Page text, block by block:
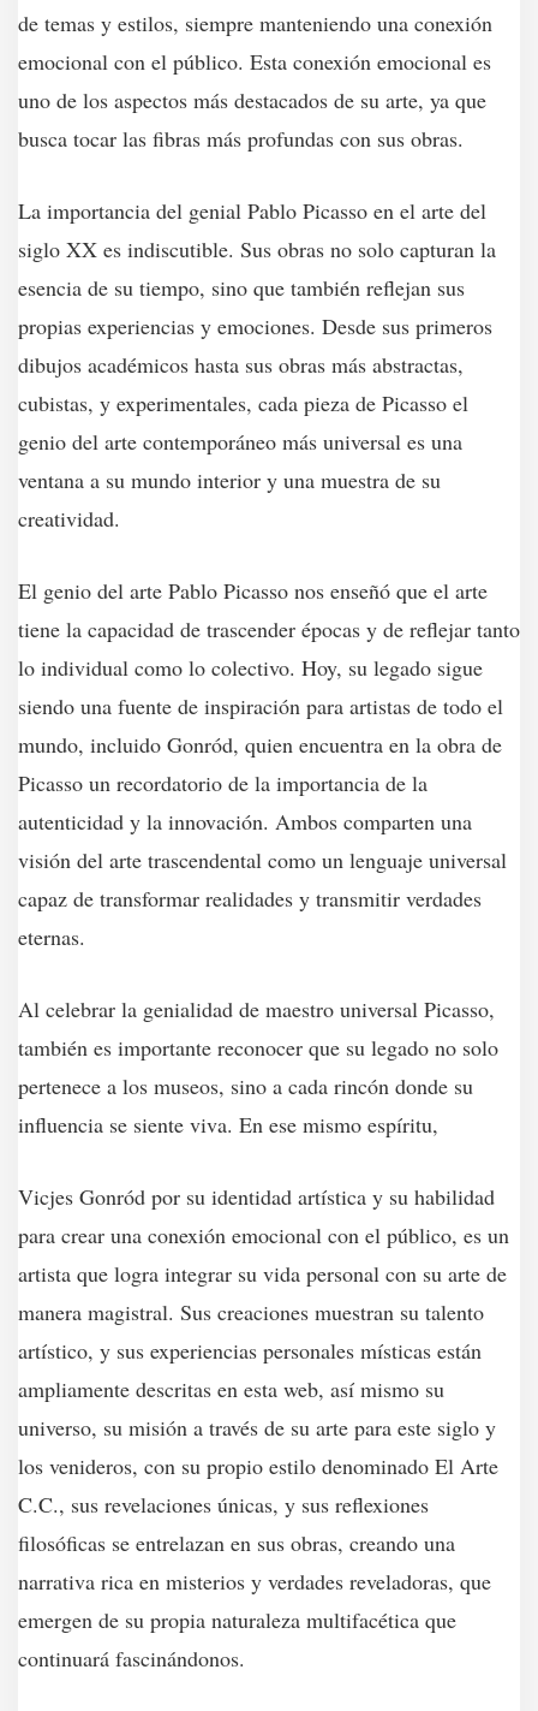
de temas y estilos, siempre manteniendo una conexión
emocional con el público. Esta conexión emocional es
uno de los aspectos más destacados de su arte, ya que
busca tocar las fibras más profundas con sus obras.
La importancia del genial Pablo Picasso en el arte del
siglo XX es indiscutible. Sus obras no solo capturan la
esencia de su tiempo, sino que también reflejan sus
propias experiencias y emociones. Desde sus primeros
dibujos académicos hasta sus obras más abstractas,
cubistas, y experimentales, cada pieza de Picasso el
genio del arte contemporáneo más universal es una
ventana a su mundo interior y una muestra de su
creatividad.
El genio del arte Pablo Picasso nos enseñó que el arte
tiene la capacidad de trascender épocas y de reflejar tanto
lo individual como lo colectivo. Hoy, su legado sigue
siendo una fuente de inspiración para artistas de todo el
mundo, incluido Gonród, quien encuentra en la obra de
Picasso un recordatorio de la importancia de la
autenticidad y la innovación. Ambos comparten una
visión del arte trascendental como un lenguaje universal
capaz de transformar realidades y transmitir verdades
eternas.
Al celebrar la genialidad de maestro universal Picasso,
también es importante reconocer que su legado no solo
pertenece a los museos, sino a cada rincón donde su
influencia se siente viva. En ese mismo espíritu,
Vicjes Gonród por su identidad artística y su habilidad
para crear una conexión emocional con el público, es un
artista que logra integrar su vida personal con su arte de
manera magistral. Sus creaciones muestran su talento
artístico, y sus experiencias personales místicas están
ampliamente descritas en esta web, así mismo su
universo, su misión a través de su arte para este siglo y
los venideros, con su propio estilo denominado El Arte
C.C., sus revelaciones únicas, y sus reflexiones
filosóficas se entrelazan en sus obras, creando una
narrativa rica en misterios y verdades reveladoras, que
emergen de su propia naturaleza multifacética que
continuará fascinándonos.